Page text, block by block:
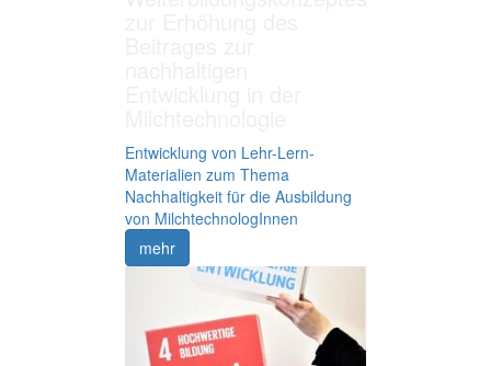
Entwicklung von Lehr-Lern-
Materialien zum Thema
Nachhaltigkeit für die Ausbildung
von MilchtechnologInnen
mehr